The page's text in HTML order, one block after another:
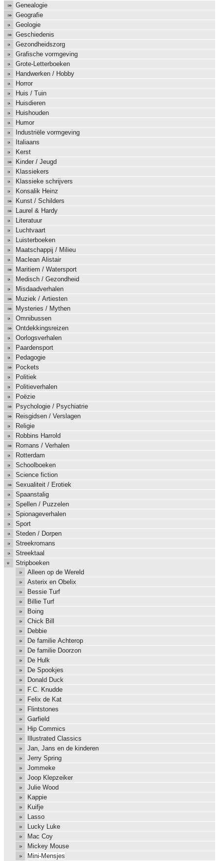
Genealogie
Geografie
Geologie
Geschiedenis
Gezondheidszorg
Grafische vormgeving
Grote-Letterboeken
Handwerken / Hobby
Horror
Huis / Tuin
Huisdieren
Huishouden
Humor
Industriële vormgeving
Italiaans
Kerst
Kinder / Jeugd
Klassiekers
Klassieke schrijvers
Konsalik Heinz
Kunst / Schilders
Laurel & Hardy
Literatuur
Luchtvaart
Luisterboeken
Maatschappij / Milieu
Maclean Alistair
Maritiem / Watersport
Medisch / Gezondheid
Misdaadverhalen
Muziek / Artiesten
Mysteries / Mythen
Omnibussen
Ontdekkingsreizen
Oorlogsverhalen
Paardensport
Pedagogie
Pockets
Politiek
Politieverhalen
Poëzie
Psychologie / Psychiatrie
Reisgidsen / Verslagen
Religie
Robbins Harrold
Romans / Verhalen
Rotterdam
Schoolboeken
Science fiction
Sexualiteit / Erotiek
Spaanstalig
Spellen / Puzzelen
Spionageverhalen
Sport
Steden / Dorpen
Streekromans
Streektaal
Stripboeken
Alleen op de Wereld
Asterix en Obelix
Bessie Turf
Billie Turf
Boing
Chick Bill
Debbie
De familie Achterop
De familie Doorzon
De Hulk
De Spookjes
Donald Duck
F.C. Knudde
Felix de Kat
Flintstones
Garfield
Hip Commics
Illustrated Classics
Jan, Jans en de kinderen
Jerry Spring
Jommeke
Joop Klepzeiker
Julie Wood
Kappie
Kuifje
Lasso
Lucky Luke
Mac Coy
Mickey Mouse
Mini-Mensjes